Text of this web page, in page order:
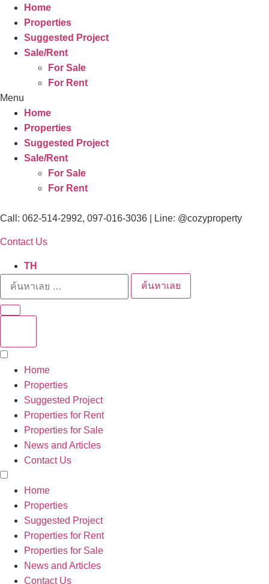
Home
Properties
Suggested Project
Sale/Rent
For Sale
For Rent
Menu
Home
Properties
Suggested Project
Sale/Rent
For Sale
For Rent
Call: 062-514-2992, 097-016-3036 | Line: @cozyproperty
Contact Us
TH
ค้นหาเลย
Home
Properties
Suggested Project
Properties for Rent
Properties for Sale
News and Articles
Contact Us
Home
Properties
Suggested Project
Properties for Rent
Properties for Sale
News and Articles
Contact Us